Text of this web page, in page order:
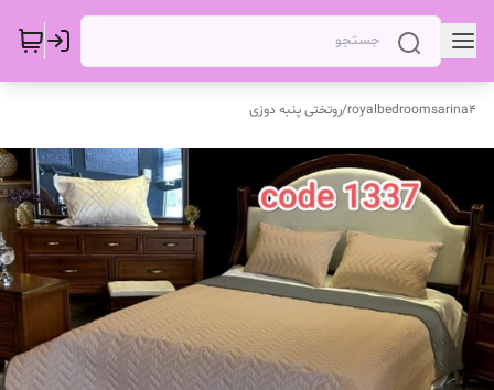
royalbedroomsarina4
/روتختی پنبه دوزی